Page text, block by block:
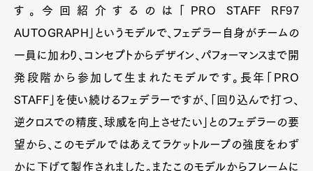
す。今回紹介するのは「PRO STAFF RF97
AUTOGRAPH」というモデルで、フェデラー自身がチームの
一員に加わり、コンセプトからデザイン、パフォーマンスまで開
発段階から参加して生まれたモデルです。長年「PRO
STAFF」を使い続けるフェデラーですが、「回り込んで打つ、
逆クロスでの精度、球威を向上させたい」とのフェデラーの要
望から、このモデルではあえてラケットループの強度をわず
かに下げて製作されました。またこのモデルからフレームに